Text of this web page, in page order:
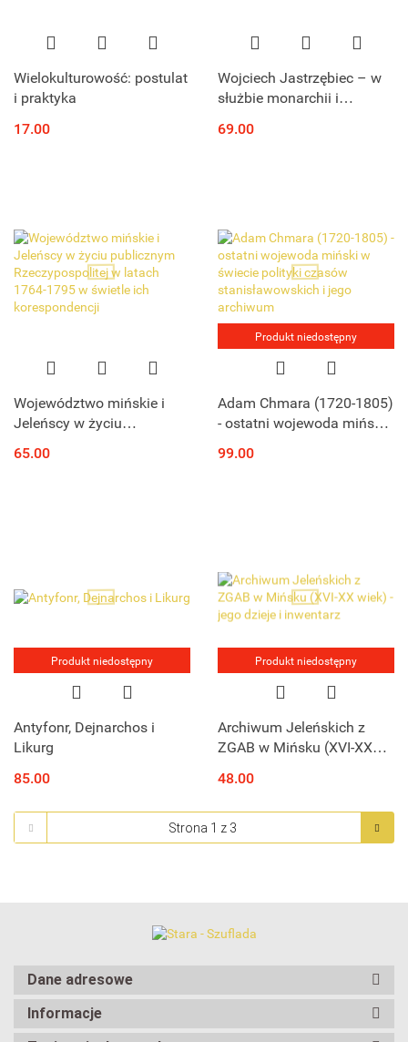
Wielokulturowość: postulat
i praktyka
17.00
Wojciech Jastrzębiec – w
służbie monarchii i
69.00
Województwo mińskie i
Jeleńscy w życiu
Rzeczypospolitej w latach
65.00
Produkt niedostępny
Adam Chmara (1720-1805)
- ostatni wojewoda miński
stanisławowskich i jego
99.00
Produkt niedostępny
Antyfonr, Dejnarchos i
Likurg
85.00
Produkt niedostępny
Archiwum Jeleńskich z
ZGAB w Mińsku (XVI-XX
inwentarz
48.00
Dane adresowe
Informacje